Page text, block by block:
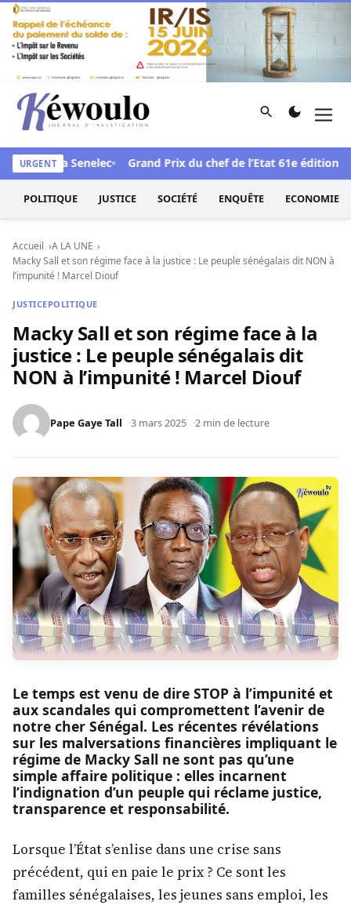
Aller au contenu
Kéwoulo, le premier site d'information et d'investigation
Rechercher
URGENT
à la Senelec Grand Prix du chef de l’Etat 61e édition :
POLITIQUE JUSTICE SOCIÉTÉ ENQUÊTE ECONOMIE
Accueil
A LA UNE
Macky Sall et son régime face à la justice : Le peuple sénégalais dit NON à
l’impunité ! Marcel Diouf
JUSTICEPOLITIQUE
Macky Sall et son régime face à la
justice : Le peuple sénégalais dit
NON à l’impunité ! Marcel Diouf
Pape Gaye Tall 3 mars 2025 2 min de lecture
Le temps est venu de dire STOP à l’impunité et
aux scandales qui compromettent l’avenir de
notre cher Sénégal. Les récentes révélations
sur les malversations financières impliquant le
régime de Macky Sall ne sont pas qu’une
simple affaire politique : elles incarnent
l’indignation d’un peuple qui réclame justice,
transparence et responsabilité.
Lorsque l’État s’enlise dans une crise sans
précédent, qui en paie le prix ? Ce sont les
familles sénégalaises, les jeunes sans emploi, les